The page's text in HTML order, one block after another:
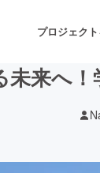
プロジェク
来へ！